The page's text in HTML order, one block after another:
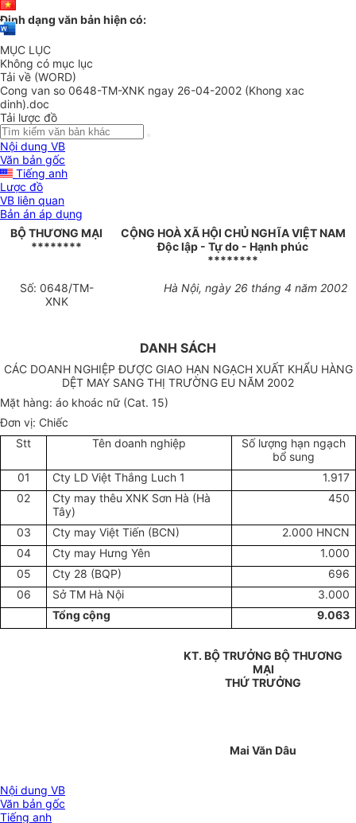
Định dạng văn bản hiện có:
MỤC LỤC
Không có mục lục
Tải về (WORD)
Cong van so 0648-TM-XNK ngay 26-04-2002 (Khong xac
dinh).doc
Tải lược đồ
Nội dung VB
Văn bản gốc
Tiếng anh
Lược đồ
VB liên quan
Bản án áp dụng
BỘ THƯƠNG MẠI
********
CỘNG HOÀ XÃ HỘI CHỦ NGHĨA VIỆT NAM
Độc lập - Tự do - Hạnh phúc
********
Số: 0648/TM-
XNK
Hà Nội, ngày 26 tháng 4 năm 2002
DANH SÁCH
CÁC DOANH NGHIỆP ĐƯỢC GIAO HẠN NGẠCH XUẤT KHẨU HÀNG
DỆT MAY SANG THỊ TRƯỜNG EU NĂM 2002
Mặt hàng: áo khoác nữ (Cat. 15)
Đơn vị: Chiếc
Stt
Tên doanh nghiệp
Số lượng hạn ngạch
bổ sung
01
Cty LD Việt Thắng Luch 1
1.917
02
Cty may thêu XNK Sơn Hà (Hà
Tây)
450
03 Cty may Việt Tiến (BCN)
2.000 HNCN
04
Cty may Hưng Yên
1.000
05
Cty 28 (BQP)
696
06
Sở TM Hà Nội
3.000
Tổng cộng
9.063
KT. BỘ TRƯỞNG BỘ THƯƠNG
MẠI
THỨ TRƯỞNG
Mai Văn Dâu
Nội dung VB
Văn bản gốc
Tiếng anh